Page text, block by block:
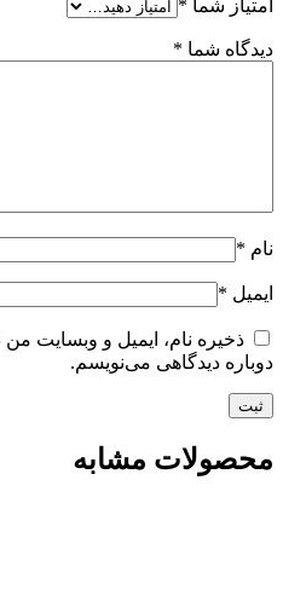
امتیاز شما *
دیدگاه شما *
نام *
ایمیل *
ذخیره نام، ایمیل و وبسایت
دوباره دیدگاهی می‌نویسم.
محصولات مشابه